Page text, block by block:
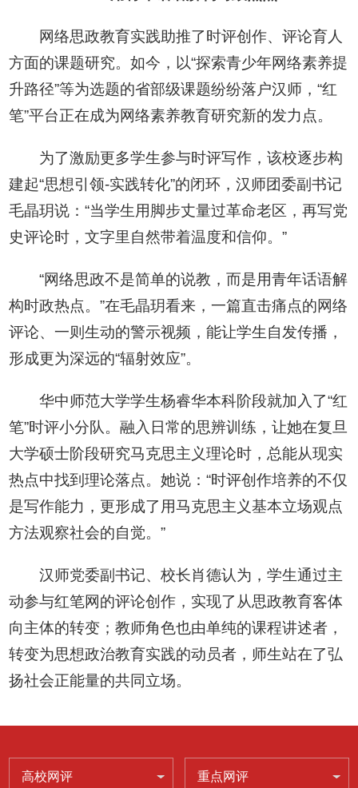
网络思政教育实践助推了时评创作、评论育人
方面的课题研究。如今，以“探索青少年网络素养提
升路径”等为选题的省部级课题纷纷落户汉师，“红
笔”平台正在成为网络素养教育研究新的发力点。
为了激励更多学生参与时评写作，该校逐步构
建起“思想引领-实践转化”的闭环，汉师团委副书记
毛晶玥说：“当学生用脚步丈量过革命老区，再写党
史评论时，文字里自然带着温度和信仰。”
“网络思政不是简单的说教，而是用青年话语解
构时政热点。”在毛晶玥看来，一篇直击痛点的网络
评论、一则生动的警示视频，能让学生自发传播，
形成更为深远的“辐射效应”。
华中师范大学学生杨睿华本科阶段就加入了“红
笔”时评小分队。融入日常的思辨训练，让她在复旦
大学硕士阶段研究马克思主义理论时，总能从现实
热点中找到理论落点。她说：“时评创作培养的不仅
是写作能力，更形成了用马克思主义基本立场观点
方法观察社会的自觉。”
汉师党委副书记、校长肖德认为，学生通过主
动参与红笔网的评论创作，实现了从思政教育客体
向主体的转变；教师角色也由单纯的课程讲述者，
转变为思想政治教育实践的动员者，师生站在了弘
扬社会正能量的共同立场。
高校网评 重点网评